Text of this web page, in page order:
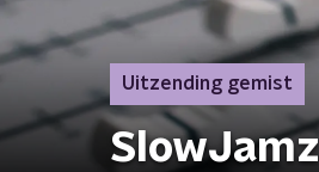
Uitzending gemist
SlowJamz